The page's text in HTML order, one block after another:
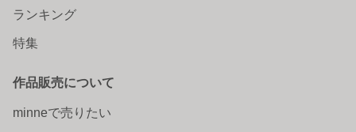
ランキング
特集
作品販売について
minneで売りたい